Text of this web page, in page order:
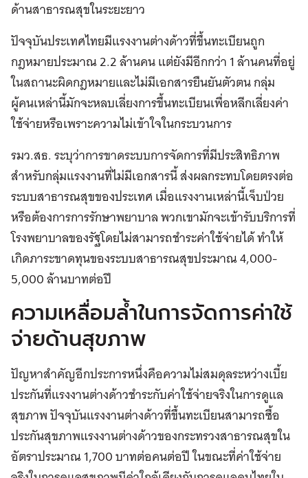
ด้านสาธารณสุขในระยะยาว
ปัจจุบันประเทศไทยมีแรงงานต่างด้าวที่ขึ้นทะเบียนถูก
กฎหมายประมาณ 2.2 ล้านคน แต่ยังมีอีกกว่า 1 ล้านคนที่อยู่
ในสถานะผิดกฎหมายและไม่มีเอกสารยืนยันตัวตน กลุ่ม
ผู้คนเหล่านี้มักจะหลบเลี่ยงการขึ้นทะเบียนเพื่อหลีกเลี่ยงค่า
ใช้จ่ายหรือเพราะความไม่เข้าใจในกระบวนการ
รมว.สธ. ระบุว่าการขาดระบบการจัดการที่มีประสิทธิภาพ
สำหรับกลุ่มแรงงานที่ไม่มีเอกสารนี้ ส่งผลกระทบโดยตรงต่อ
ระบบสาธารณสุขของประเทศ เมื่อแรงงานเหล่านี้เจ็บป่วย
หรือต้องการการรักษาพยาบาล พวกเขามักจะเข้ารับบริการที่
โรงพยาบาลของรัฐโดยไม่สามารถชำระค่าใช้จ่ายได้ ทำให้
เกิดภาระขาดทุนของระบบสาธารณสุขประมาณ 4,000-
5,000 ล้านบาทต่อปี
ความเหลื่อมล้ำในการจัดการค่าใช้
จ่ายด้านสุขภาพ
ปัญหาสำคัญอีกประการหนึ่งคือความไม่สมดุลระหว่างเบี้ย
ประกันที่แรงงานต่างด้าวชำระกับค่าใช้จ่ายจริงในการดูแล
สุขภาพ ปัจจุบันแรงงานต่างด้าวที่ขึ้นทะเบียนสามารถซื้อ
ประกันสุขภาพแรงงานต่างด้าวของกระทรวงสาธารณสุขใน
อัตราประมาณ 1,700 บาทต่อคนต่อปี ในขณะที่ค่าใช้จ่าย